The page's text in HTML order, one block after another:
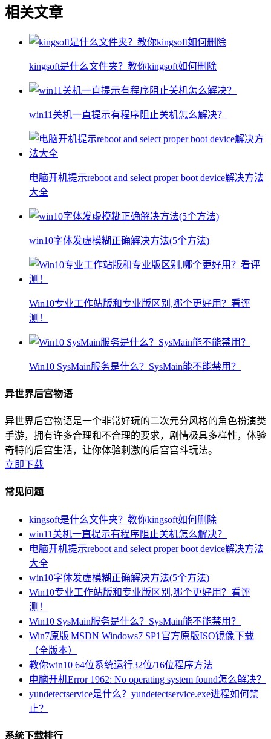
相关文章
kingsoft是什么文件夹？教你kingsoft如何删除
win11关机一直提示有程序阻止关机怎么解决？
电脑开机提示reboot and select proper boot device解决方法
大全
win10字体发虚模糊正确解决方法(5个方法)
Win10专业工作站版和专业版区别,哪个更好用？看评
测！
Win10 SysMain服务是什么？SysMain能不能禁用？
异世界后宫物语
异世界后宫物语是一个非常好玩的二次元分风格的角色扮演类
手游，拥有许多合理和不合理的要求，剧情极具多样性，体验
奇特的后宫生活，让你体验刺激的后宫宫斗玩法。
立即下载
常见问题
kingsoft是什么文件夹？教你kingsoft如何删除
win11关机一直提示有程序阻止关机怎么解决？
电脑开机提示reboot and select proper boot device解决方法
大全
win10字体发虚模糊正确解决方法(5个方法)
Win10专业工作站版和专业版区别,哪个更好用？看评
测！
Win10 SysMain服务是什么？SysMain能不能禁用？
Win7原版|MSDN Windows7 SP1官方原版ISO镜像下载
（全版本）
教你win10 64位系统运行32位/16位程序方法
电脑开机Error 1962: No operating system found怎么解决？
yundetectservice是什么？yundetectservice.exe进程如何禁
止？
系统下载排行